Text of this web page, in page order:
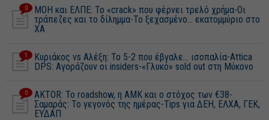
0
ΜΟΗ και ΕΛΠΕ: Το «crack» που φέρνει τρελό χρήμα-Οι
τράπεζες και το δίλημμα-Το ξεχασμένο... εκατομμύριο στο
XA
1
Κυριάκος vs Αλέξη: Το 5-2 που έβγαλε... ισοπαλία-Attica
DPS: Αγοράζουν οι insiders-«Γλυκό» sold out στη Μύκονο
0
AKTOR: Το roadshow, η ΑΜΚ και o στόχος των €38-
Σαμαράς: Το γεγονός της ημέρας-Tips για ΔΕΗ, ΕΛΧΑ, ΓΕΚ,
ΕΥΔΑΠ